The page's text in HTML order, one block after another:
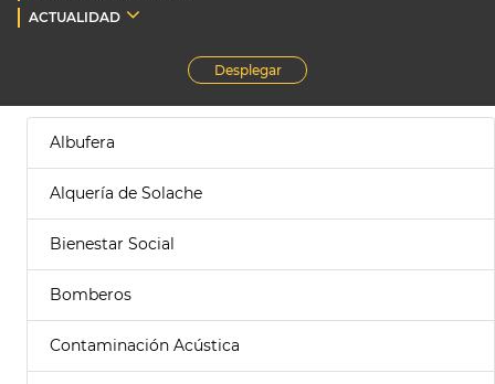
ACTUALIDAD
Desplegar
Albufera
Alquería de Solache
Bienestar Social
Bomberos
Contaminación Acústica